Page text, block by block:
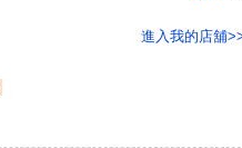
進入我的店舖